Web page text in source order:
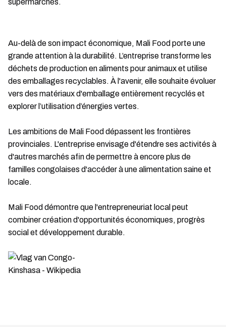
supermarchés.
Au-delà de son impact économique, Mali Food porte une
grande attention à la durabilité. L’entreprise transforme les
déchets de production en aliments pour animaux et utilise
des emballages recyclables. À l'avenir, elle souhaite évoluer
vers des matériaux d'emballage entièrement recyclés et
explorer l’utilisation d’énergies vertes.
Les ambitions de Mali Food dépassent les frontières
provinciales. L'entreprise envisage d'étendre ses activités à
d'autres marchés afin de permettre à encore plus de
familles congolaises d'accéder à une alimentation saine et
locale.
Mali Food démontre que l'entrepreneuriat local peut
combiner création d'opportunités économiques, progrès
social et développement durable.